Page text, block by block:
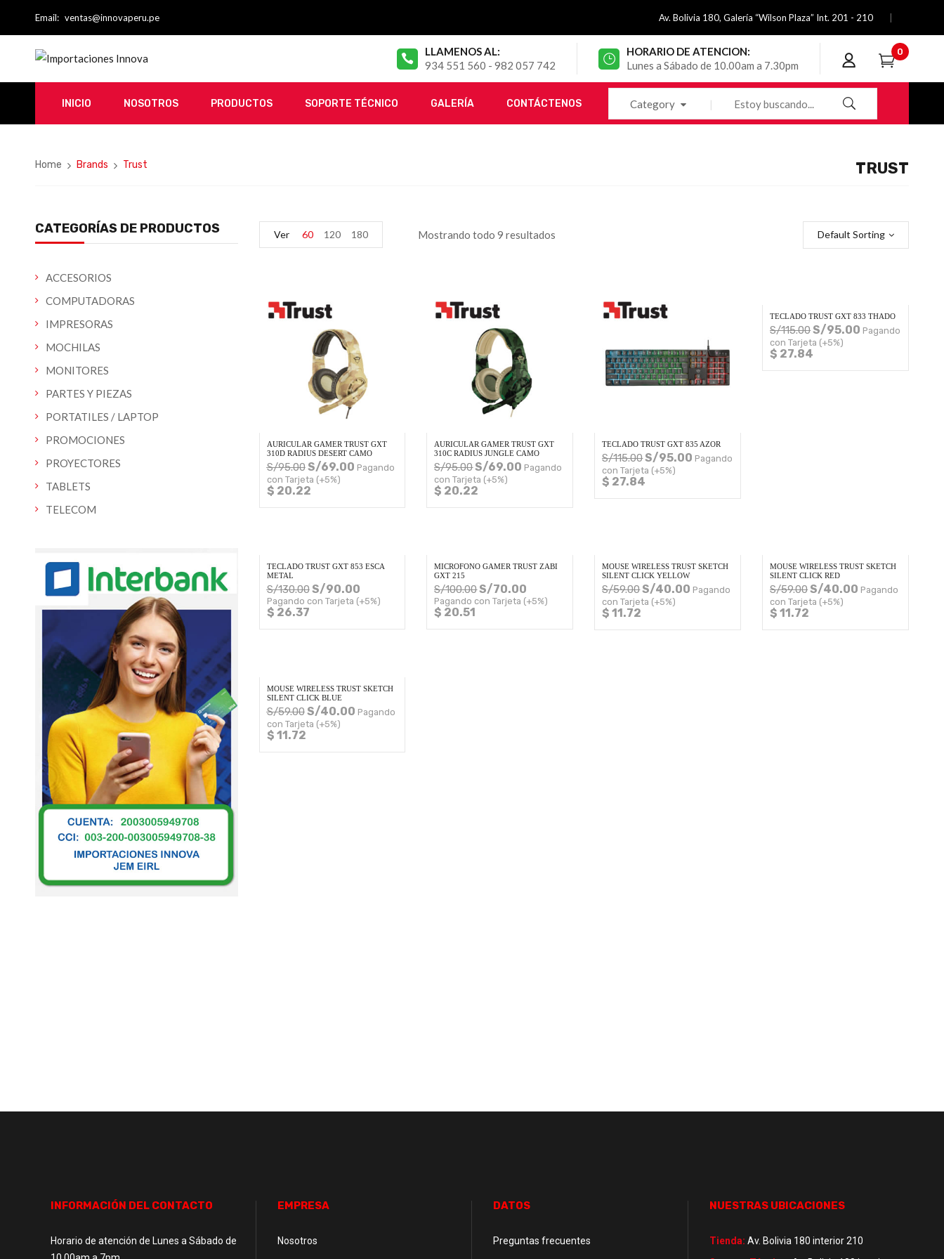
Email: ventas@innovaperu.pe Av. Bolivia 180, Galería “Wilson Plaza” Int. 201 - 210
LLAMENOS AL:
934 551 560 - 982 057 742
HORARIO DE ATENCION:
Lunes a Sábado de 10.00am a 7.30pm
0
INICIO NOSOTROS PRODUCTOS SOPORTE TÉCNICO GALERÍA CONTÁCTENOS Category
Home Brands Trust TRUST
CATEGORÍAS DE PRODUCTOS
ACCESORIOS
COMPUTADORAS
IMPRESORAS
MOCHILAS
MONITORES
PARTES Y PIEZAS
PORTATILES / LAPTOP
PROMOCIONES
PROYECTORES
TABLETS
TELECOM
Mostrando todo 9 resultados Default Sorting
Ver 60 120 180
AURICULAR GAMER TRUST GXT
310D RADIUS DESERT CAMO
S/95.00S/69.00 Pagando
con Tarjeta (+5%)
$ 20.22
AURICULAR GAMER TRUST GXT
310C RADIUS JUNGLE CAMO
S/95.00S/69.00 Pagando
con Tarjeta (+5%)
$ 20.22
TECLADO TRUST GXT 835 AZOR
S/115.00S/95.00 Pagando
con Tarjeta (+5%)
$ 27.84
TECLADO TRUST GXT 833 THADO
S/115.00S/95.00 Pagando
con Tarjeta (+5%)
$ 27.84
TECLADO TRUST GXT 853 ESCA
METAL
S/130.00S/90.00
Pagando con Tarjeta (+5%)
$ 26.37
MICROFONO GAMER TRUST ZABI
GXT 215
S/100.00S/70.00
Pagando con Tarjeta (+5%)
$ 20.51
MOUSE WIRELESS TRUST SKETCH
SILENT CLICK YELLOW
S/59.00S/40.00 Pagando
con Tarjeta (+5%)
$ 11.72
MOUSE WIRELESS TRUST SKETCH
SILENT CLICK RED
S/59.00S/40.00 Pagando
con Tarjeta (+5%)
$ 11.72
MOUSE WIRELESS TRUST SKETCH
SILENT CLICK BLUE
S/59.00S/40.00 Pagando
con Tarjeta (+5%)
$ 11.72
INFORMACIÓN DEL CONTACTO
Horario de atención de Lunes a Sábado de
EMPRESA
Nosotros
DATOS
Preguntas frecuentes
NUESTRAS UBICACIONES
Tienda: Av. Bolivia 180 interior 210